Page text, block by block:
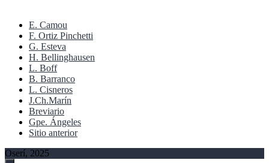
E. Camou
F. Ortiz Pinchetti
G. Esteva
H. Bellinghausen
L. Boff
B. Barranco
L. Cisneros
J.Ch.Marín
Breviario
Gpe. Ángeles
Sitio anterior
Oserí, 2025